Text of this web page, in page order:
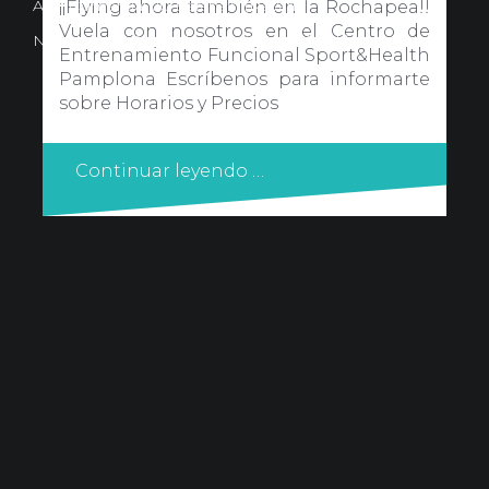
¡¡Flying ahora también en la Rochapea!!
Vuela con nosotros en el Centro de
Entrenamiento Funcional Sport&Health
Pamplona Escríbenos para informarte
sobre Horarios y Precios
Continuar leyendo …
Avd. Comercial 20 Barañain (Navarra)
Nota Legal
·Privacidad·Política de Cookies